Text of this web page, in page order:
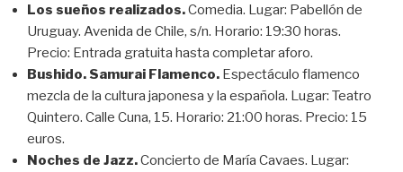
Los sueños realizados.Comedia. Lugar: Pabellón de
Uruguay. Avenida de Chile, s/n. Horario: 19:30 horas.
Precio: Entrada gratuita hasta completar aforo.
Bushido. Samurai Flamenco. Espectáculo flamenco
mezcla de la cultura japonesa y la española. Lugar: Teatro
Quintero. Calle Cuna, 15. Horario: 21:00 horas. Precio: 15
euros.
Noches de Jazz.Concierto de María Cavaes. Lugar: